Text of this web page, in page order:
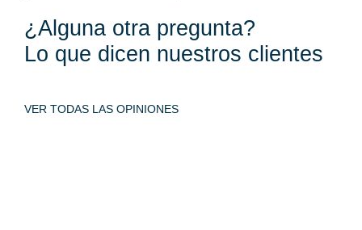
¿Alguna otra pregunta?
Lo que dicen nuestros clientes
VER TODAS LAS OPINIONES